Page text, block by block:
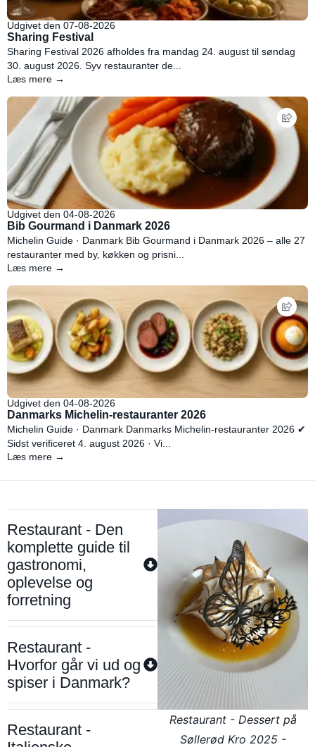
Udgivet den 07-08-2026
Sharing Festival
Sharing Festival 2026 afholdes fra mandag 24. august til søndag
30. august 2026. Syv restauranter de...
Læs mere →
Udgivet den 04-08-2026
Bib Gourmand i Danmark 2026
Michelin Guide · Danmark Bib Gourmand i Danmark 2026 – alle 27
restauranter med by, køkken og prisni...
Læs mere →
Udgivet den 04-08-2026
Danmarks Michelin-restauranter 2026
Michelin Guide · Danmark Danmarks Michelin-restauranter 2026 ✔
Sidst verificeret 4. august 2026 · Vi...
Læs mere →
Restaurant - Den
komplette guide til
gastronomi,
oplevelse og
forretning
Restaurant -
Hvorfor går vi ud og
spiser i Danmark?
Restaurant -
Restaurant - Dessert på
Søllerød Kro 2025 -